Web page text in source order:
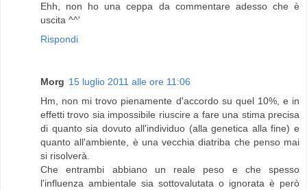
Ehh, non ho una ceppa da commentare adesso che è
uscita ^^'
Rispondi
Morg 15 luglio 2011 alle ore 11:06
Hm, non mi trovo pienamente d'accordo su quel 10%, e in
effetti trovo sia impossibile riuscire a fare una stima precisa
di quanto sia dovuto all'individuo (alla genetica alla fine) e
quanto all'ambiente, è una vecchia diatriba che penso mai
si risolverà.
Che entrambi abbiano un reale peso e che spesso
l'influenza ambientale sia sottovalutata o ignorata è però